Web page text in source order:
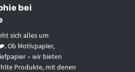
bei
sich alles um
Ob Motivpapier,
– wir bieten
Produkte, mit denen